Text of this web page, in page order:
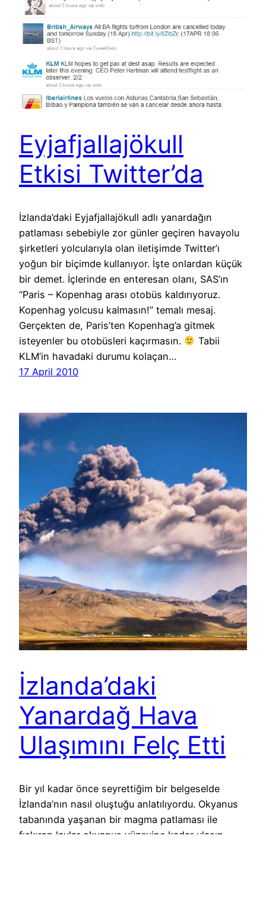
Eyjafjallajökull
Etkisi Twitter’da
İzlanda’daki Eyjafjallajökull adlı yanardağın
patlaması sebebiyle zor günler geçiren havayolu
şirketleri yolcularıyla olan iletişimde Twitter’ı
yoğun bir biçimde kullanıyor. İşte onlardan küçük
bir demet. İçlerinde en enteresan olanı, SAS’ın
“Paris – Kopenhag arası otobüs kaldırıyoruz.
Kopenhag yolcusu kalmasın!” temalı mesaj.
Gerçekten de, Paris’ten Kopenhag’a gitmek
isteyenler bu otobüsleri kaçırmasın.
Tabii
KLM’in havadaki durumu kolaçan…
17 April 2010
İzlanda’daki
Yanardağ Hava
Ulaşımını Felç Etti
Bir yıl kadar önce seyrettiğim bir belgeselde
İzlanda’nın nasıl oluştuğu anlatılıyordu. Okyanus
tabanında yaşanan bir magma patlaması ile
fışkıran lavlar okyanus yüzeyine kadar ulaşıp,